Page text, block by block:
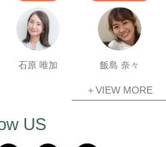
石原 唯加 飯島 奈々
＋VIEW MORE
US